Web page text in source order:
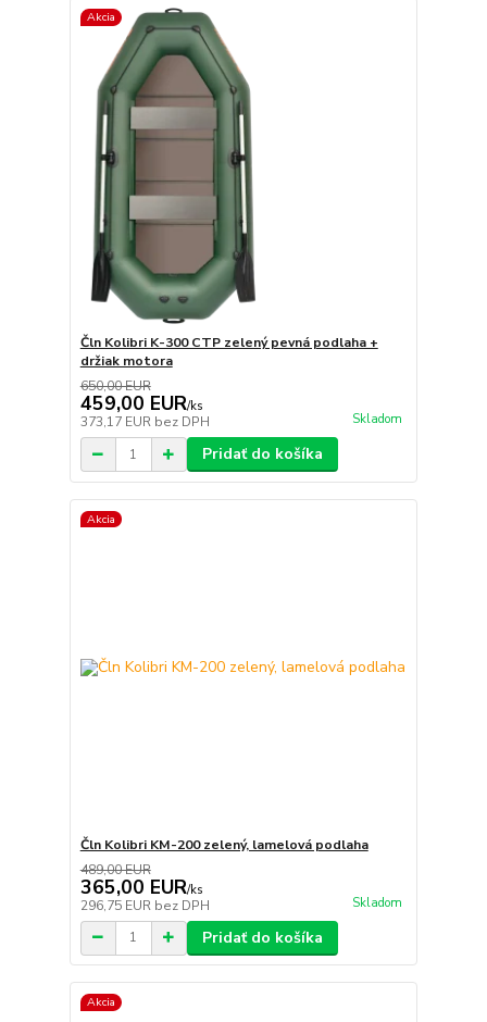
Akcia
Čln Kolibri K-300 CTP zelený pevná podlaha +
držiak motora
650,00 EUR
459,00 EUR/ks
373,17 EUR bez DPH Skladom
Pridať do košíka
Akcia
Čln Kolibri KM-200 zelený, lamelová podlaha
489,00 EUR
365,00 EUR/ks
296,75 EUR bez DPH Skladom
Pridať do košíka
Akcia